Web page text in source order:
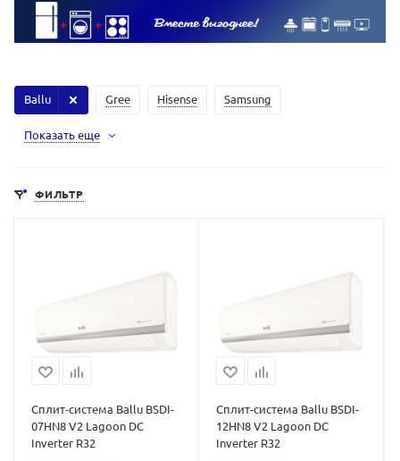
Gree Hisense Samsung
Ballu
Показать еще
ФИЛЬТР
Сплит-система Ballu BSDI-
07HN8 V2 Lagoon DC
Inverter R32
Сплит-система Ballu BSDI-
12HN8 V2 Lagoon DC
Inverter R32